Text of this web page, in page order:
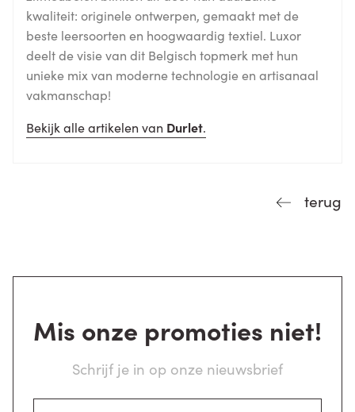
kwaliteit: originele ontwerpen, gemaakt met de
beste leersoorten en hoogwaardig textiel. Luxor
deelt de visie van dit Belgisch topmerk met hun
unieke mix van moderne technologie en artisanaal
vakmanschap!
Bekijk alle artikelen van Durlet.
terug
Mis onze promoties niet!
Schrijf je in op onze nieuwsbrief